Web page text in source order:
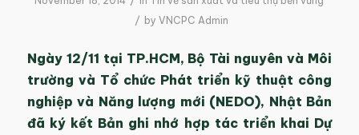
/ by VNCPC Admin
Ngày 12/11 tại TP.HCM, Bộ Tài nguyên và Môi
trường và Tổ chức Phát triển kỹ thuật công
nghiệp và Năng lượng mới (NEDO), Nhật Bản
đã ký kết Bản ghi nhớ hợp tác triển khai Dự